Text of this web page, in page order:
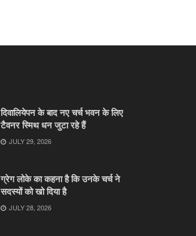
दिवालियेपन के बाद नए चर्च भवन के लिए
टैवनर स्मिथ धन जुटा रहे हैं
JULY 29, 2026
ग्रेग लोके का कहना है कि उनके चर्च ने
सदस्यों को खो दिया है
JULY 28, 2026